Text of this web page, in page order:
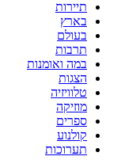
תיירות
בארץ
בעולם
תרבות
במה ואומנות
הצגות
טלוויזיה
מוזיקה
ספרים
קולנוע
תערוכות